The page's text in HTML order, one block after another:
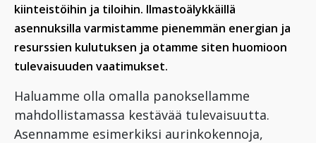
kiinteistöihin ja tiloihin. Ilmastoälykkäillä
asennuksilla varmistamme pienemmän energian ja
resurssien kulutuksen ja otamme siten huomioon
tulevaisuuden vaatimukset.
Haluamme olla omalla panoksellamme
mahdollistamassa kestävää tulevaisuutta.
Asennamme esimerkiksi aurinkokennoja,